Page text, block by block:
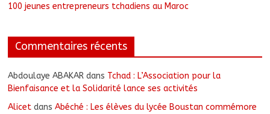
100 jeunes entrepreneurs tchadiens au Maroc
Commentaires récents
Abdoulaye ABAKAR dans Tchad : L’Association pour la
Bienfaisance et la Solidarité lance ses activités
Alicet dansAbéché : Les élèves du lycée Boustan commémore